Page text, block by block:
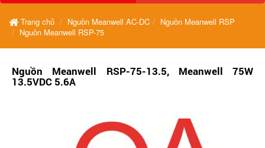
Trang chủ Nguồn Meanwell AC-DC
Nguồn Meanwell RSP
Nguồn Meanwell RSP-75
Nguồn Meanwell RSP-75-13.5, Meanwell 75W
13.5VDC 5.6A